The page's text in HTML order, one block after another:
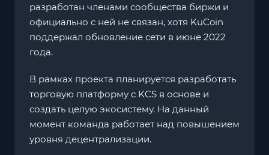
разработан членами сообщества биржи и
официально с ней не связан, хотя KuCoin
поддержал обновление сети в июне 2022
года.
В рамках проекта планируется разработать
торговую платформу с KCS в основе и
создать целую экосистему. На данный
момент команда работает над повышением
уровня децентрализации.